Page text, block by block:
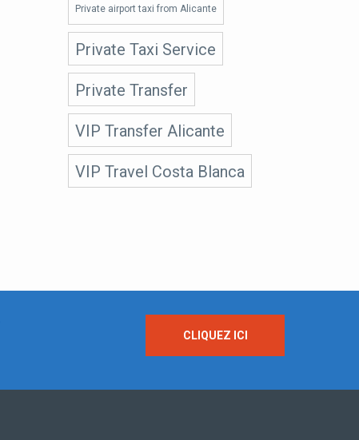
Private airport taxi from Alicante
Private Taxi Service
Private Transfer
VIP Transfer Alicante
VIP Travel Costa Blanca
CLIQUEZ ICI